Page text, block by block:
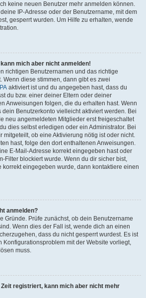
keine neuen Benutzer mehr anmelden können.
IP-Adresse oder der Benutzername, mit dem
gesperrt wurden. Um Hilfe zu erhalten, wende
mich aber nicht anmelden!
richtigen Benutzernamen und das richtige
Wenn diese stimmen, dann gibt es zwei
aktiviert ist und du angegeben hast, dass du
du bzw. einer deiner Eltern oder deiner
Anweisungen folgen, die du erhalten hast. Wenn
dein Benutzerkonto vielleicht aktiviert werden. Bei
neu angemeldeten Mitglieder erst freigeschaltet
dies selbst erledigen oder ein Administrator. Bei
mitgeteilt, ob eine Aktivierung nötig ist oder nicht.
hast, folge den dort enthaltenen Anweisungen.
E-Mail-Adresse korrekt eingegeben hast oder
Filter blockiert wurde. Wenn du dir sicher bist,
korrekt eingegeben wurde, dann kontaktiere einen
anmelden?
Gründe. Prüfe zunächst, ob dein Benutzername
Wenn dies der Fall ist, wende dich an einen
dass du nicht gesperrt wurdest. Es ist
Konfigurationsproblem mit der Website vorliegt,
muss.
registriert, kann mich aber nicht mehr